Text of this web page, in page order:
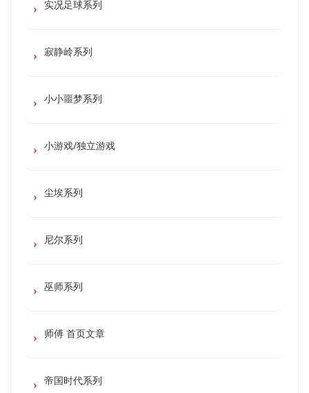
实况足球系列
寂静岭系列
小小噩梦系列
小游戏/独立游戏
尘埃系列
尼尔系列
巫师系列
师傅 首页文章
帝国时代系列